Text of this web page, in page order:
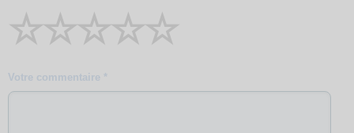
☆
☆
☆
☆
☆
Votre commentaire *